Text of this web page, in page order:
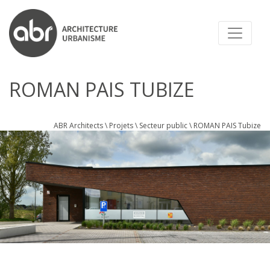
ABR ARCHITECTS
ROMAN PAIS TUBIZE
ABR Architects\ Projets\ Secteur public\ ROMAN PAIS Tubize